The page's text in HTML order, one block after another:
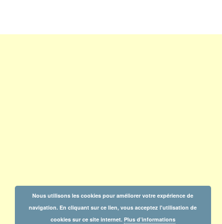
Nous utilisons les cookies pour améliorer votre expérience de
navigation. En cliquant sur ce lien, vous acceptez l'utilisation de
cookies sur ce site internet. Plus d’informations